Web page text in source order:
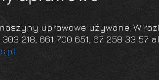
uprawowe używane. W
303 218, 661 700 651, 67 258 33
l